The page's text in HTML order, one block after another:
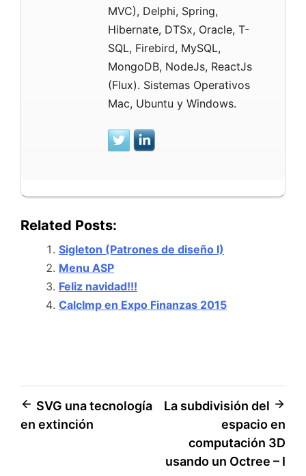
MVC), Delphi, Spring,
Hibernate, DTSx, Oracle, T-
SQL, Firebird, MySQL,
MongoDB, NodeJs, ReactJs
(Flux). Sistemas Operativos
Mac, Ubuntu y Windows.
Related Posts:
Sigleton (Patrones de diseño I)
Menu ASP
Feliz navidad!!!
CalcImp en Expo Finanzas 2015
Navegación
de
SVG una tecnología
en extinción
La subdivisión del
espacio en
computación 3D
usando un Octree – I